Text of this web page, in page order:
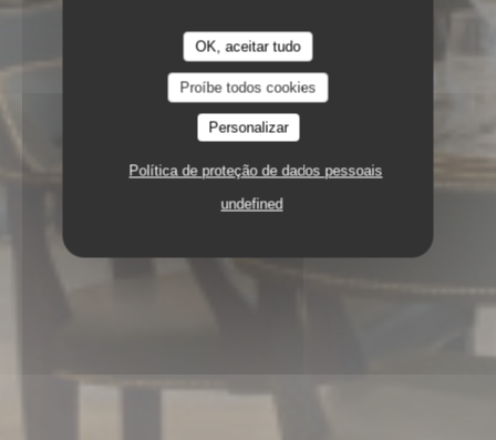
OK, aceitar tudo
Proíbe todos cookies
Personalizar
Política de proteção de dados pessoais
undefined